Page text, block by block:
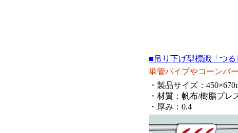
■吊り下げ型標識「つる
単管パイプやコーンバ
・製品サイズ：
・材質：帆布/樹脂プ
・厚み：0.4